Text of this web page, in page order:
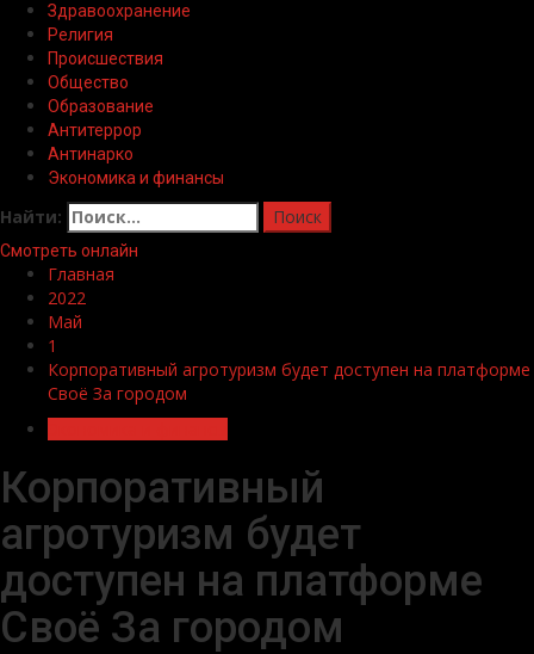
Здравоохранение
Религия
Происшествия
Общество
Образование
Антитеррор
Антинарко
Экономика и финансы
Найти:
Смотреть онлайн
Главная
2022
Май
1
Корпоративный агротуризм будет доступен на платформе
Своё За городом
Корпоративный
агротуризм будет
доступен на платформе
Своё За городом